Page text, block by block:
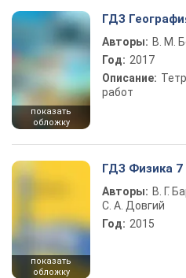
показать
обложку
ГДЗ
Авторы: В. М.
Год: 2017
Описание:
работ
показать
обложку
ГДЗ Физика 7
Авторы: В. Г.
С. А. Довгий
Год: 2015